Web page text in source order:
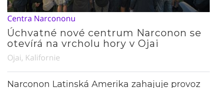
Centra Narcononu
Úchvatné nové centrum Narconon se
otevírá na vrcholu hory v Ojai
Ojai, Kalifornie
Narconon Latinská Amerika zahajuje provoz